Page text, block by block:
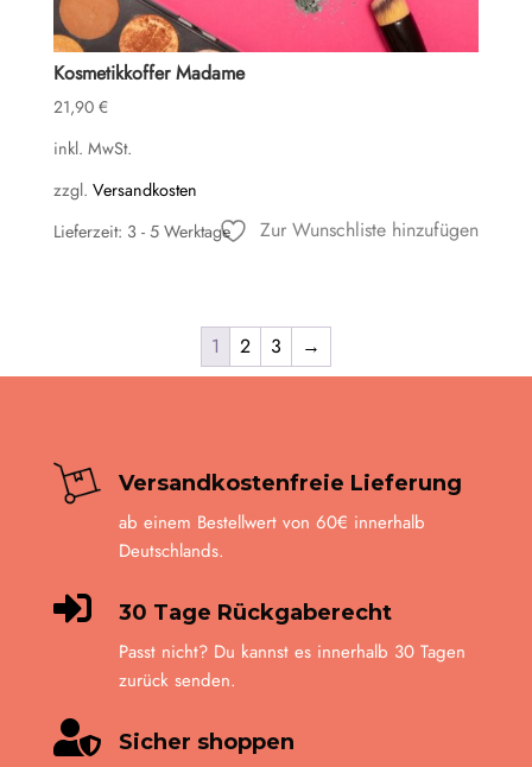
Kosmetikkoffer Madame
21,90 €
inkl. MwSt.
zzgl. Versandkosten
Lieferzeit: 3 - 5 Werktage Zur Wunschliste hinzufügen
1 2 3 →
Versandkostenfreie Lieferung
ab einem Bestellwert von 60€ innerhalb
Deutschlands.

30 Tage Rückgaberecht
Passt nicht? Du kannst es innerhalb 30 Tagen
zurück senden.

Sicher shoppen